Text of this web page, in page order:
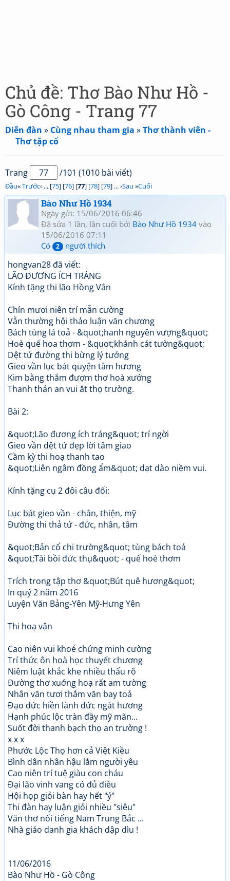
Chủ đề: Thơ Bào Như Hồ -
Gò Công - Trang 77
Diễn đàn » Cùng nhau tham gia »Thơ thành viên -
Thơ tập cổ
Trang /101 (1010 bài viết)
Đầu«Trước‹ ... [75] [76] [77] [78] [79] ... ›Sau »Cuối
Bào Như Hồ 1934
Ngày gửi: 15/06/2016 06:46
Đã sửa 1 lần, lần cuối bởi Bào Như Hồ 1934 vào
15/06/2016 07:11
Có
2 người thích
hongvan28 đã viết:
LÃO ĐƯƠNG ÍCH TRÁNG
Kính tặng thi lão Hồng Vân
Chín mươi niên trí mẫn cường
Vẫn thường hội thảo luận văn chương
Bách tùng lá toả - &quot;hanh nguyên vượng&quot;
Hoè quế hoa thơm - &quot;khánh cát tường&quot;
Dệt tứ đường thi bừng lý tưởng
Gieo vần lục bát quyện tâm hương
Kim bằng thắm đượm thơ hoà xướng
Thanh thản an vui ắt thọ trường.
Bài 2:
&quot;Lão đương ích tráng&quot; trí ngời
Gieo vần dệt tứ đẹp lời tâm giao
Cầm kỳ thi hoạ thanh tao
&quot;Liên ngâm đồng ẩm&quot; dạt dào niềm vui.
Kính tặng cụ 2 đôi câu đối:
Lục bát gieo vần - chân, thiện, mỹ
Đường thi thả tứ - đức, nhân, tâm
&quot;Bản cổ chi trường&quot; tùng bách toả
&quot;Tài bồi đức thụ&quot; - quế hoè thơm
Trích trong tập thơ &quot;Bút quê hương&quot;
In quý 2 năm 2016
Luyện Văn Bảng-Yên Mỹ-Hưng Yên
Thi hoạ vận
Cao niên vui khoẻ chứng minh cường
Trí thức ôn hoà học thuyết chương
Niêm luật khắc khe nhiều thấu rõ
Đường thơ xuớng hoạ rất am tường
Nhân văn tươi thắm văn bay toả
Đạo đức hiền lành đức ngát hương
Hạnh phúc lộc tràn đầy mỹ mãn...
Suốt đời thanh bạch thọ an trường !
x x x
Phước Lộc Thọ hơn cả Việt Kiều
Bình dân nhân hậu lắm người yêu
Cao niên trí tuệ giàu con cháu
Đại lão vinh vang có đủ điều
Hội họp giỏi bàn hay hết "ý"
Thi đàn hay luận giỏi nhiều "siêu"
Văn thơ nổi tiếng Nam Trung Bắc ...
Nhà giáo danh gia khách dập dìu !
11/06/2016
Bào Như Hồ - Gò Công